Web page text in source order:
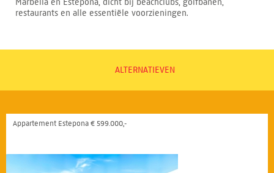
restaurants en alle essentiële voorzieningen.
ALTERNATIEVEN
Appartement Estepona € 599.000,-